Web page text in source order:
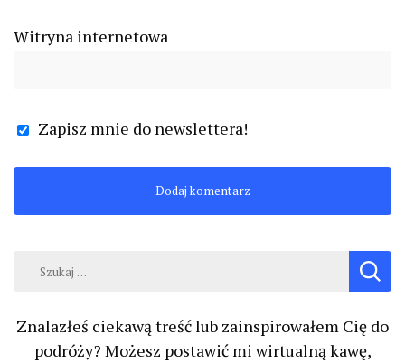
Witryna internetowa
Zapisz mnie do newslettera!
Szukaj:
Znalazłeś ciekawą treść lub zainspirowałem Cię do
podróży? Możesz postawić mi wirtualną kawę,